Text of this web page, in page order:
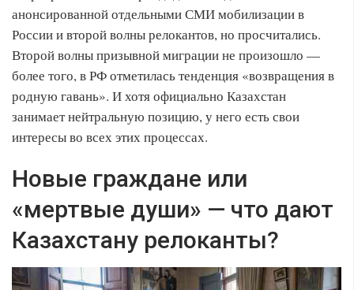
анонсированной отдельными СМИ мобилизации в
России и второй волны релокантов, но просчитались.
Второй волны призывной миграции не произошло —
более того, в РФ отметилась тенденция «возвращения в
родную гавань». И хотя официально Казахстан
занимает нейтральную позицию, у него есть свои
интересы во всех этих процессах.
Новые граждане или
«мертвые души» — что дают
Казахстану релоканты?